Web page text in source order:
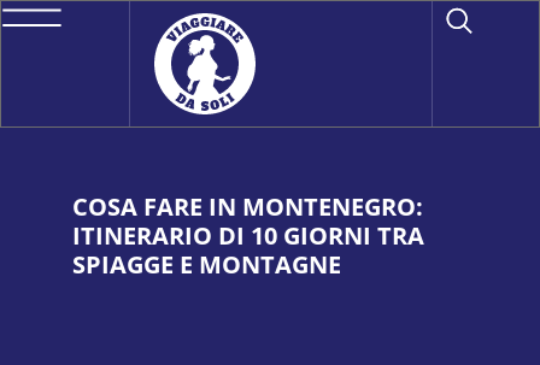
COSA FARE IN MONTENEGRO:
ITINERARIO DI 10 GIORNI TRA
SPIAGGE E MONTAGNE